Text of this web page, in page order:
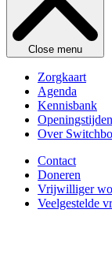
Close menu
Zorgkaart
Agenda
Kennisbank
Openingstijden
Over
Contact
Doneren
Vrijwilliger
Veelgestelde